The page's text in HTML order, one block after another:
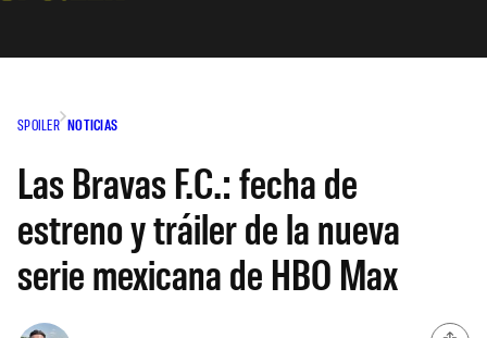
SPOILER NOTICIAS
Las Bravas F.C.: fecha de
estreno y tráiler de la nueva
serie mexicana de HBO Max